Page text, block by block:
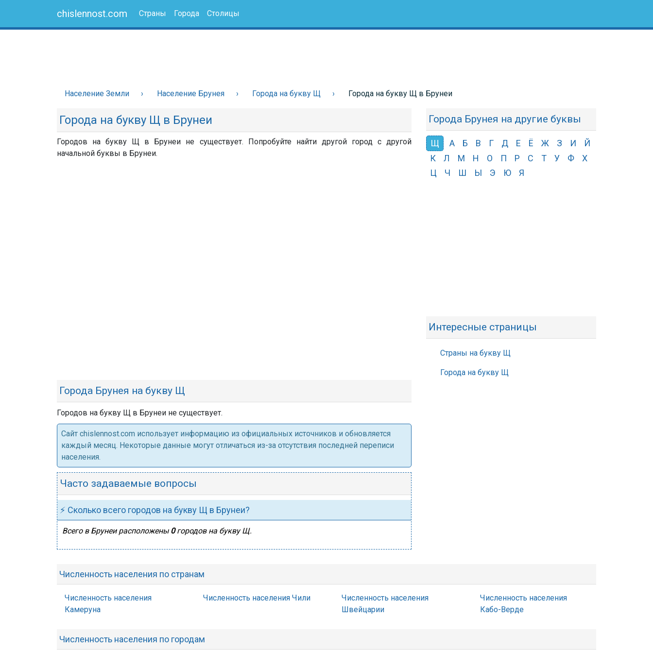
chislennost.com Страны Города Столицы
Население Земли Население Брунея Города на букву Щ Города на букву Щ в Брунеи
Города на букву Щ в Брунеи
Городов на букву Щ в Брунеи не существует. Попробуйте найти другой город с другой
начальной буквы в Брунеи.
Города Брунея на букву Щ
Городов на букву Щ в Брунеи не существует.
Cайт chislennost.com использует информацию из официальных источников и обновляется
каждый месяц. Некоторые данные могут отличаться из-за отсутствия последней переписи
населения.
Часто задаваемые вопросы
⚡ Сколько всего городов на букву Щ в Брунеи?
Всего в Брунеи расположены 0городов на букву Щ.
Города Брунея на другие буквы
Щ А Б В Г Д Е Ё Ж З И
Й
К
Л М Н О П Р С Т У Ф
Х
Ц
Ч Ш Ы Э Ю Я
Интересные страницы
Страны на букву Щ
Города на букву Щ
Численность населения по странам
Численность населения
Камеруна
Численность населения Чили
Численность населения
Швейцарии
Численность населения
Кабо-Верде
Численность населения по городам